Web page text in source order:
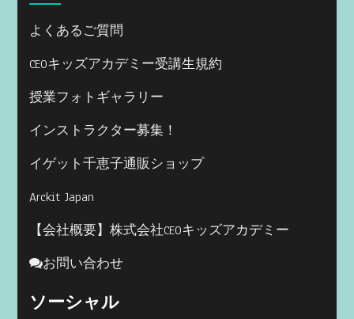
よくあるご質問
CEOキッズアカデミー受講生規約
授業フォトギャラリー
インストラクター募集！
イゲット千恵子通販ショップ
Arckit Japan
【会社概要】株式会社CEOキッズアカデミー
お問い合わせ
ソーシャル